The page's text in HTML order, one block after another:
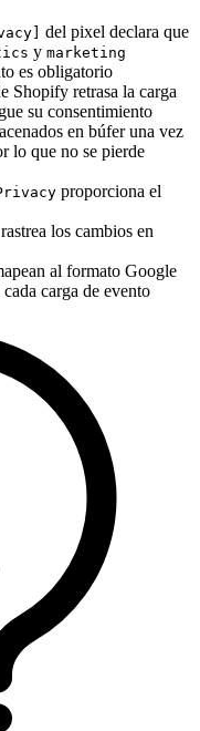
del pixel declara que
y marketing
es obligatorio
Shopify retrasa la carga
su consentimiento
en búfer una vez
lo que no se pierde
proporciona el
rastrea los cambios en
al formato Google
carga de evento